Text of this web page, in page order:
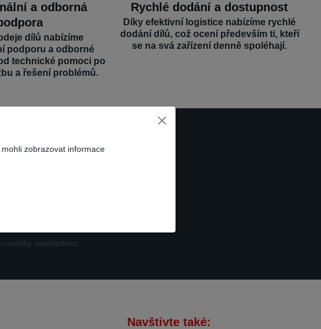
a odborná
dílů nabízíme
podporu a odborné
technické pomoci po
a řešení problémů.
Rychlé dodání a dostupnost
Díky efektivní logistice nabízíme rychlé
dodání dílů, což ocení především ti, kteří
se na svá zařízení denně spoléhají.
slevy!
newsletteru.
Navštivte také:
zobrazovat informace